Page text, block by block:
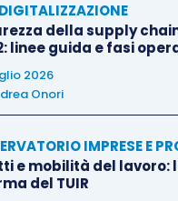
della supply
linee guida e fasi
2026
Onori
IMPRESE E
e mobilità del lavoro:
del TUIR